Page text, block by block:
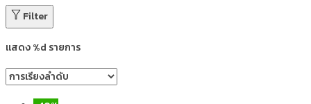
Filter
แสดง %d รายการ